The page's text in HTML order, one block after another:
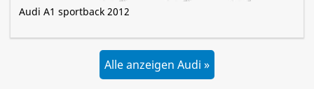
Audi A1 sportback 2012
Alle anzeigen Audi »